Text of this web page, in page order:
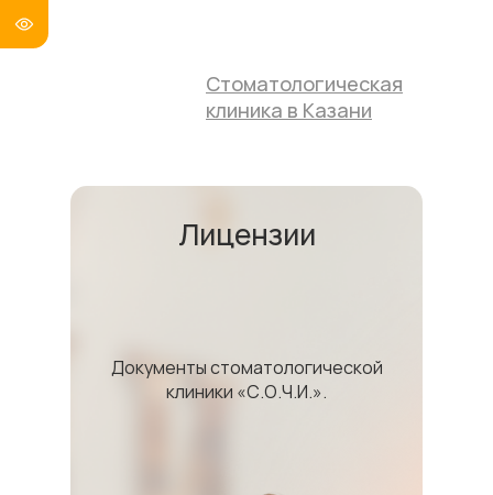
Стоматологическая
клиника в Казани
Лицензии
Документы стоматологической
клиники «С.О.Ч.И.».